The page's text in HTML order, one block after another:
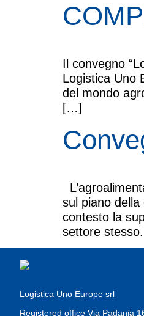
Il convegno
Logistica Uno
del mondo
[…]
sul piano della
contesto la
settore
Logistica Uno Europe srl
Registered office Via Padania